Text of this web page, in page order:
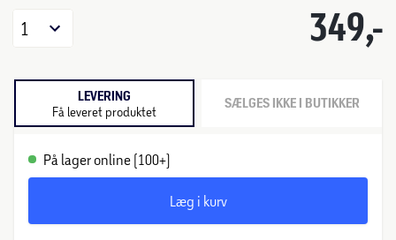
349,-
1
LEVERING
Få leveret produktet SÆLGES IKKE I BUTIKKER
På lager online (100+)
Læg i kurv